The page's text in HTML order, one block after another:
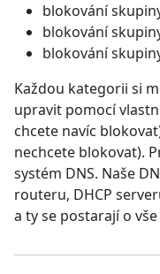
blokování
blokování
blokování
Každou kategorii si
upravit pomocí
chcete navíc
nechcete blokovat).
systém DNS. Naše
routeru, DHCP
a ty se postarají o